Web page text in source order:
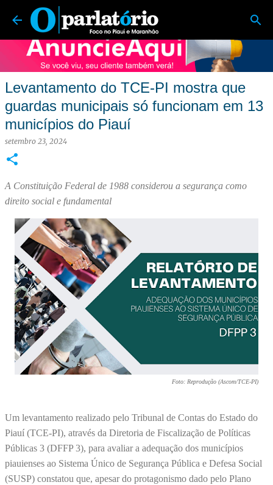
Pular para o conteúdo principal
O Parlatório | Foco no Piauí e Maranhão
Levantamento do TCE-PI mostra que
guardas municipais só funcionam em 13
municípios do Piauí
setembro 23, 2024
A Constituição Federal de 1988 considerou a segurança como
direito social e fundamental
Foto: Reprodução (Ascom/TCE-PI)
Um levantamento realizado pelo Tribunal de Contas do Estado do
Piauí (TCE-PI), através da Diretoria de Fiscalização de Políticas
Públicas 3 (DFFP 3), para avaliar a adequação dos municípios
piauienses ao Sistema Único de Segurança Pública e Defesa Social
(SUSP) constatou que, apesar do protagonismo dado pelo Plano